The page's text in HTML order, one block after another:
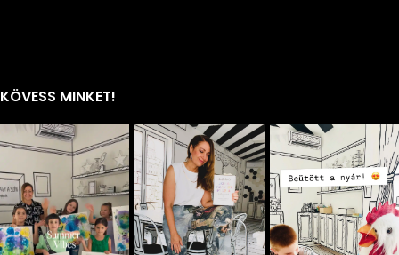
KÖVESS MINKET!